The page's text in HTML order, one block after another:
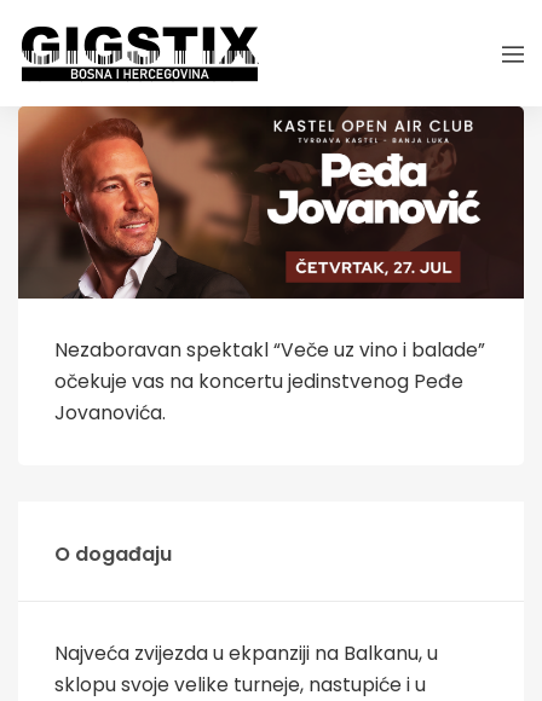
Nezaboravan spektakl “Veče uz vino i balade”
očekuje vas na koncertu jedinstvenog Peđe
Jovanovića.
O događaju
Najveća zvijezda u ekpanziji na Balkanu, u
sklopu svoje velike turneje, nastupiće i u